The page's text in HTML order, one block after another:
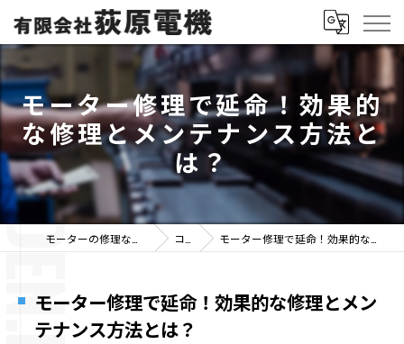
モーター修理で延命！効果的
な修理とメンテナンス方法と
は？
コラム モーター修理で延命！効果的な修理とメンテナンス方法とは？
モーター修理で延命！効果的な修理とメン
テナンス方法とは？